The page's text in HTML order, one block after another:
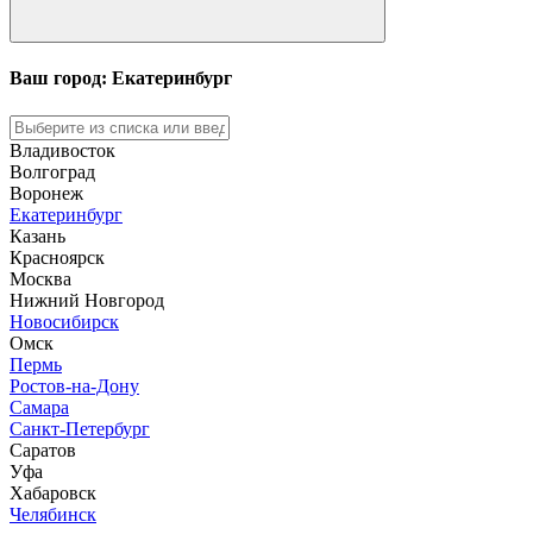
Ваш город: Екатеринбург
Владивосток
Волгоград
Воронеж
Екатеринбург
Казань
Красноярск
Москва
Нижний Новгород
Новосибирск
Омск
Пермь
Ростов-на-Дону
Самара
Санкт-Петербург
Саратов
Уфа
Хабаровск
Челябинск